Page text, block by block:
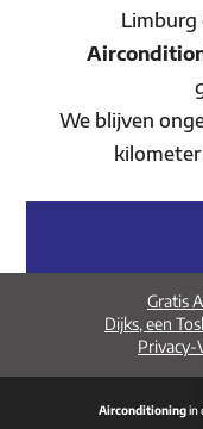
Limburg
We blijven
Gratis
Dijks, een
Privacy-
Airconditioningin